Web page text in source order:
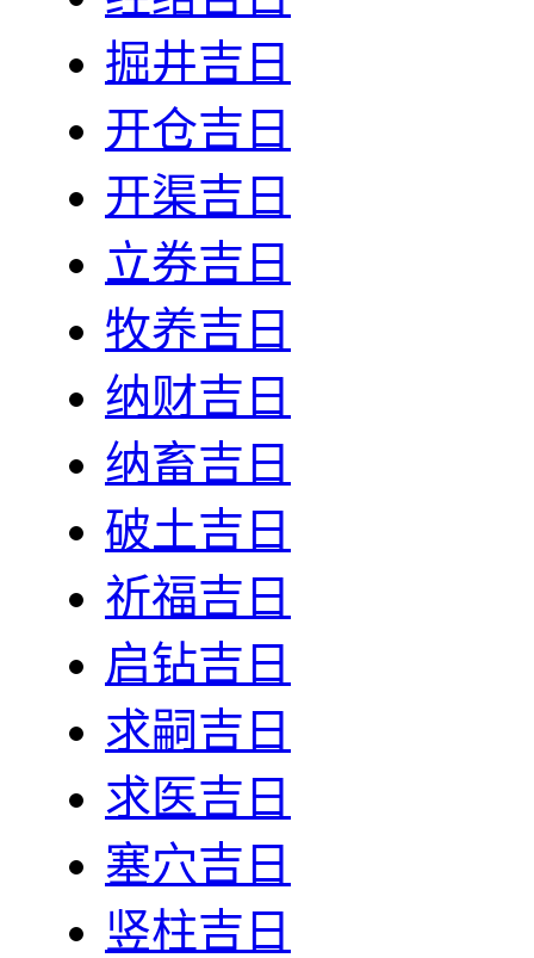
掘井吉日
开仓吉日
开渠吉日
立券吉日
牧养吉日
纳财吉日
纳畜吉日
破土吉日
祈福吉日
启钻吉日
求嗣吉日
求医吉日
塞穴吉日
竖柱吉日